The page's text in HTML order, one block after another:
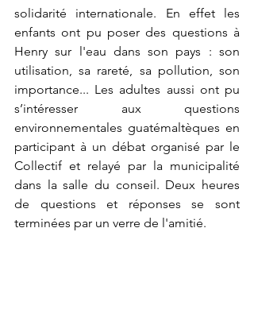
solidarité internationale. En effet les
enfants ont pu poser des questions à
Henry sur l'eau dans son pays : son
utilisation, sa rareté, sa pollution, son
importance... Les adultes aussi ont pu
s’intéresser aux questions
environnementales guatémaltèques en
participant à un débat organisé par le
Collectif et relayé par la municipalité
dans la salle du conseil. Deux heures
de questions et réponses se sont
terminées par un verre de l'amitié.